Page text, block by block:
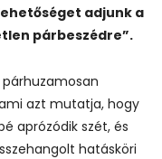
adjunk a
párbeszédre”.
párhuzamosan
azt mutatja, hogy
aprózódik szét, és
hatásköri